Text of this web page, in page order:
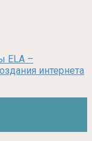
ELA –
интернета